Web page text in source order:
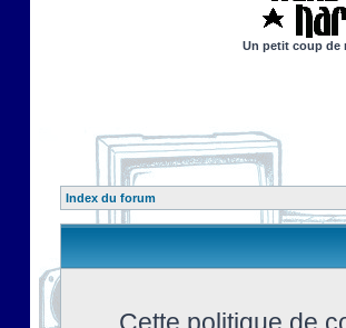
Un petit coup de
Index du forum